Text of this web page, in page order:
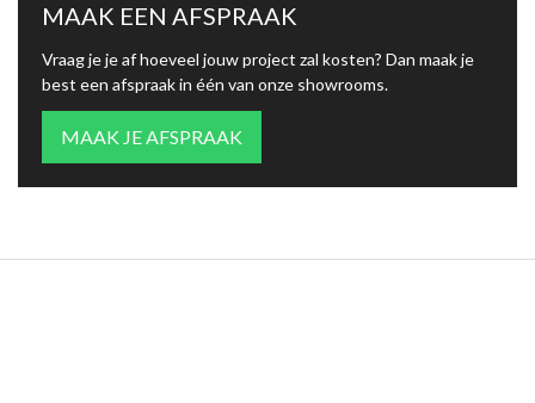
MAAK EEN AFSPRAAK
Vraag je je af hoeveel jouw project zal kosten? Dan maak je
best een afspraak in één van onze showrooms.
MAAK JE AFSPRAAK